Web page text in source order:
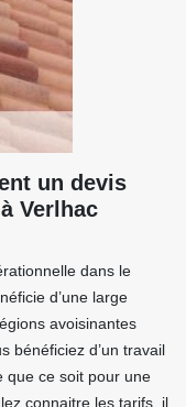
un devis
Verlhac
dans le
d’une large
avoisinantes
bénéficiez d’un travail
que ce soit pour une
connaitre les tarifs, il